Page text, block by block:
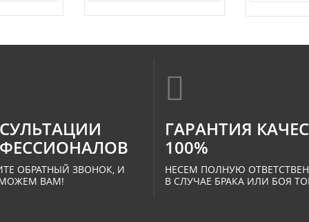
ОБРАТНЫЙ ЗВОНОК, И
ВАМ!
ГАРАНТИЯ
100%
НЕСЕМ ПОЛНУЮ
В СЛУЧАЕ БРАКА ИЛИ БОЯ